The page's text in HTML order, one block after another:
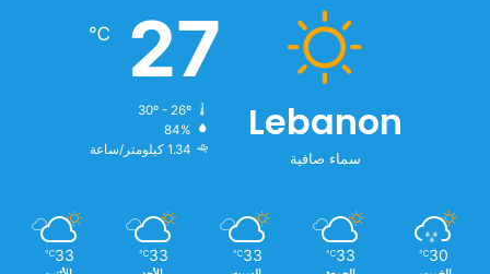
Lebanon
سماء صافية
27
℃
30º - 26º
84%
1.34 كيلومتر/ساعة
30
℃
33
℃
33
℃
33
℃
33
℃